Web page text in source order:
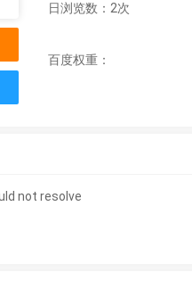
日浏览数：2次
百度权重：
not resolve